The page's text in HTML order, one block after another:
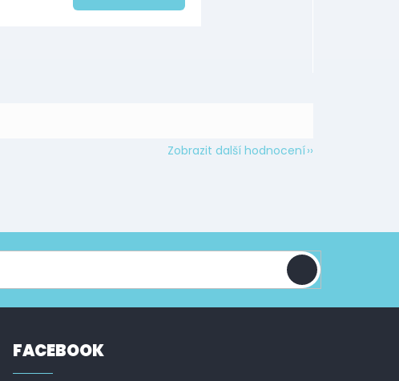
Zobrazit další hodnocení
FACEBOOK